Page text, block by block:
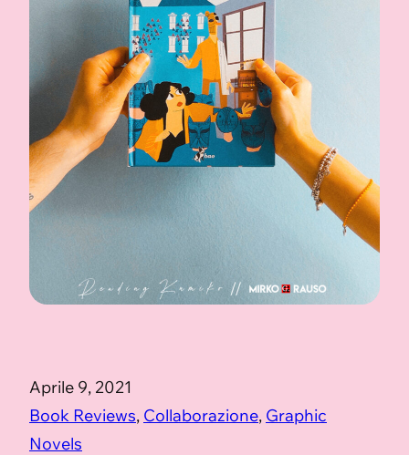
Aprile 9, 2021
Book Reviews, Collaborazione, Graphic
Novels